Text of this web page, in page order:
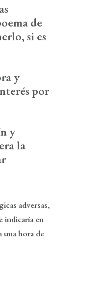
de
si es
y
por
y
la
adversas,
indicaría en
una hora de